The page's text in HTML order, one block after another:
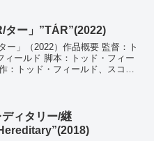
ム 編集：ジェラルド・Ｂ・グリ
...
ター」”TÁR”(2022)
ー」（2022）作品概要 監督：ト
ィールド 脚本：トッド・フィー
：トッド・フィールド、スコッ
...
ディタリー/継